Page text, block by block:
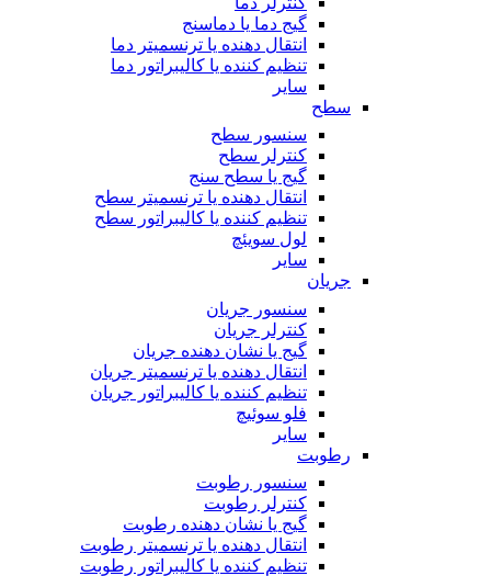
گیج دما یا دماسنج
انتقال دهنده یا ترنسمیتر دما
تنظیم کننده یا کالیبراتور دما
سایر
سطح
سنسور سطح
کنترلر سطح
گیج یا سطح سنج
انتقال دهنده یا ترنسمیتر سطح
تنظیم کننده یا کالیبراتور سطح
لول سویئچ
سایر
جریان
سنسور جریان
کنترلر جریان
گیج یا نشان دهنده جریان
انتقال دهنده یا ترنسمیتر جریان
تنظیم کننده یا کالیبراتور جریان
فلو سوئیچ
سایر
رطوبت
سنسور رطوبت
کنترلر رطوبت
گیج یا نشان دهنده رطوبت
انتقال دهنده یا ترنسمیتر رطوبت
تنظیم کننده یا کالیبراتور رطوبت